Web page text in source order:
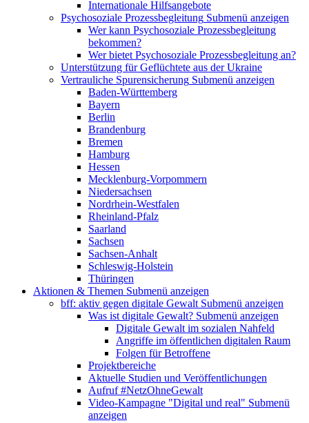
Internationale Hilfsangebote
Psychosoziale Prozessbegleitung Submenü anzeigen
Wer kann Psychosoziale Prozessbegleitung
bekommen?
Wer bietet Psychosoziale Prozessbegleitung an?
Unterstützung für Geflüchtete aus der Ukraine
Vertrauliche Spurensicherung Submenü anzeigen
Baden-Württemberg
Bayern
Berlin
Brandenburg
Bremen
Hamburg
Hessen
Mecklenburg-Vorpommern
Niedersachsen
Nordrhein-Westfalen
Rheinland-Pfalz
Saarland
Sachsen
Sachsen-Anhalt
Schleswig-Holstein
Thüringen
Aktionen & Themen Submenü anzeigen
bff: aktiv gegen digitale Gewalt Submenü anzeigen
Was ist digitale Gewalt? Submenü anzeigen
Digitale Gewalt im sozialen Nahfeld
Angriffe im öffentlichen digitalen Raum
Folgen für Betroffene
Projektbereiche
Aktuelle Studien und Veröffentlichungen
Aufruf #NetzOhneGewalt
Video-Kampagne "Digital und real" Submenü
anzeigen